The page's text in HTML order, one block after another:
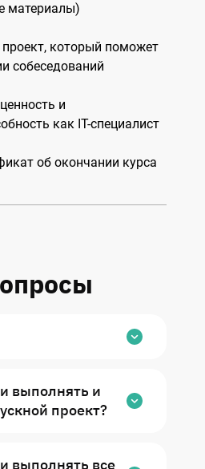
материалы)
проект, который поможет
собеседований
и
как IT-специалист
об окончании курса
20 000 студентов.
на программах для
выполнять и
проект?
выполнять все